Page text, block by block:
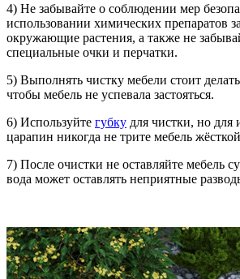
4) Не забывайте о соблюдении мер
использовании химических препаратов
окружающие растения, а также не
специальные очки и перчатки.
5) Выполнять чистку мебели стоит
чтобы мебель не успевала застояться.
6) Используйте губку для чистки, но
царапин никогда не трите мебель
7) После очистки не оставляйте мебель
вода может оставлять неприятные